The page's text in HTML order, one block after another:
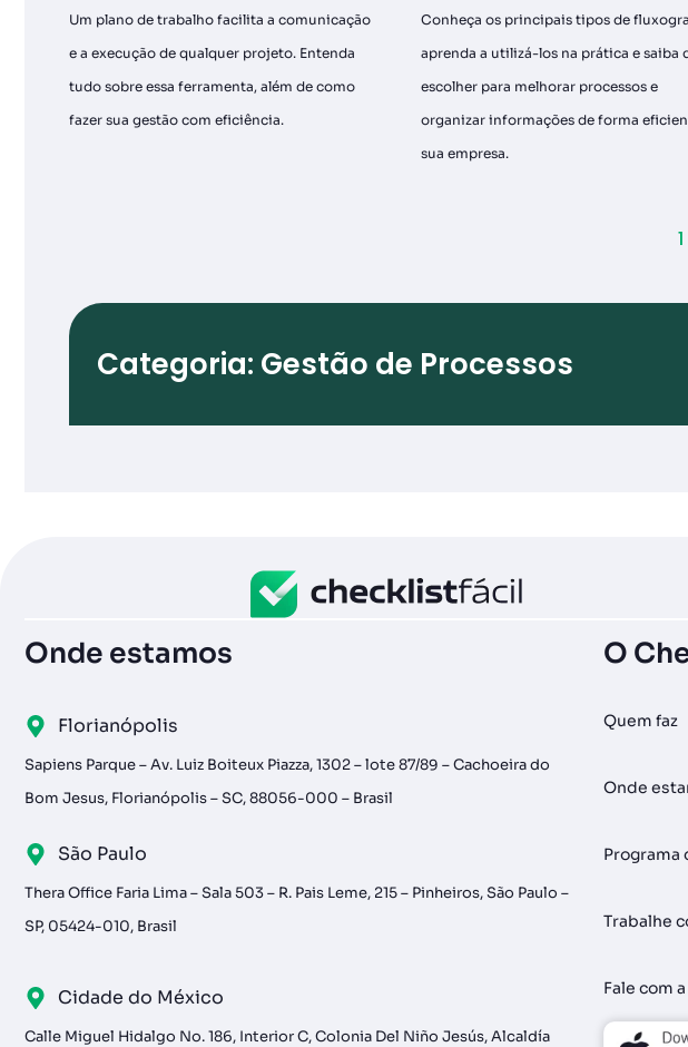
Um plano de trabalho facilita a comunicação
e a execução de qualquer projeto. Entenda
tudo sobre essa ferramenta, além de como
fazer sua gestão com eficiência.
Conheça os principais tipos de
aprenda a utilizá-los na prática e saiba
escolher para melhorar processos e
organizar informações de forma
sua empresa.
1
Categoria: Gestão de Processos
Onde estamos
Florianópolis
Sapiens Parque – Av. Luiz Boiteux Piazza, 1302 – lote 87/89 – Cachoeira do
Bom Jesus, Florianópolis – SC, 88056-000 – Brasil
São Paulo
Thera Office Faria Lima – Sala 503 – R. Pais Leme, 215 – Pinheiros, São Paulo –
SP, 05424-010, Brasil
Cidade do México
Calle Miguel Hidalgo No. 186, Interior C, Colonia Del Niño Jesús, Alcaldía
O
Quem faz
Onde
Programa
Trabalhe
Fale com